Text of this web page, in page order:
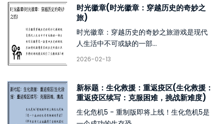
时光徽章(时光徽章：穿越历史的奇妙之
旅)
时光徽章：穿越历史的奇妙之旅游戏是现代
人生活中不可或缺的一部...
2026-02-13
新标题：生化救援：重返疫区(生化救援：
重返疫区续写：克服困难，挑战新难度)
生化危机5 - 重制版即将上线！生化危机5是